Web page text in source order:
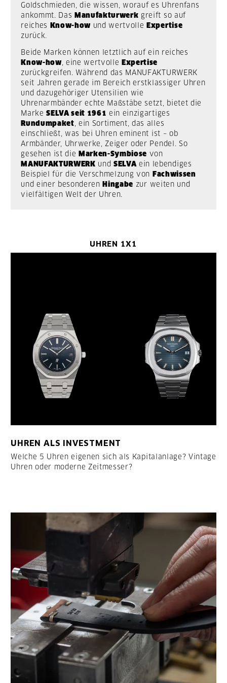
Goldschmieden, die wissen, worauf es Uhrenfans
ankommt. Das Manufakturwerk greift so auf
reiches
Know-how und wertvolle
Expertise
zurück.
Beide Marken können letztlich auf ein reiches
Know-how, eine wertvolle
Expertise
zurückgreifen. Während das MANUFAKTURWERK
seit Jahren gerade im Bereich erstklassiger Uhren
und dazugehöriger Utensilien wie
Uhrenarmbänder echte Maßstäbe setzt, bietet die
MarkeSELVA seit 1961 ein einzigartiges
Rundumpaket, ein Sortiment, das alles
einschließt, was bei Uhren eminent ist – ob
Armbänder, Uhrwerke, Zeiger oder Pendel. So
gesehen ist die Marken-Symbiose von
MANUFAKTURWERK undSELVAein lebendiges
Beispiel für die Verschmelzung von
Fachwissen
und einer besonderen Hingabe zur weiten und
vielfältigen Welt der Uhren.
UHREN 1X1
UHREN ALS INVESTMENT
Welche 5 Uhren eigenen sich als Kapitalanlage? Vintage
Uhren oder moderne Zeitmesser?